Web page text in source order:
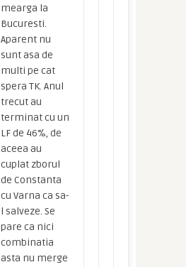
mearga la
Bucuresti.
Aparent nu
sunt asa de
multi pe cat
spera TK. Anul
trecut au
terminat cu un
LF de 46%, de
aceea au
cuplat zborul
de Constanta
cu Varna ca sa-
l salveze. Se
pare ca nici
combinatia
asta nu merge